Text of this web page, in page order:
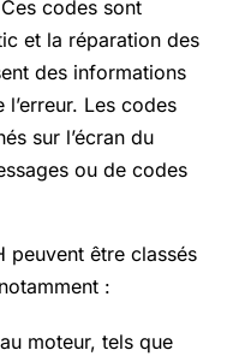
codes sont
et la réparation des
des informations
Les codes
sur l’écran du
ou de codes
peuvent être classés
:
moteur, tels que